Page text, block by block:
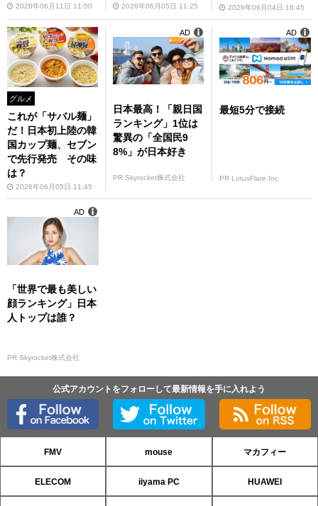
2026年06月11日 11:50 2026年06月05日 11:25 2026年06月04日 16:45
グルメ
これが「サバル麺」
だ！日本初上陸の韓
国カップ麺、セブン
で先行発売 その味
は？
2026年06月05日 11:45
日本最高！「親日国
ランキング」1位は
驚異の「全国民9
8%」が日本好き
PR Skyrocket株式会社
AD
最短5分で接続
PR LotusFlare Inc
AD
「世界で最も美しい
顔ランキング」日本
人トップは誰？
PR Skyrocket株式会社
AD
公式アカウントをフォローして最新情報を手に入れよう
FMV mouse マカフィー
ELECOM iiyama PC HUAWEI